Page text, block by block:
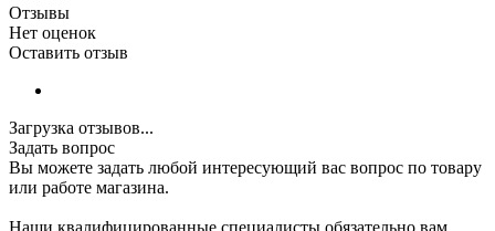
Отзывы
Нет оценок
Оставить отзыв
Загрузка отзывов...
Задать вопрос
Вы можете задать любой интересующий вас вопрос по товару
или работе магазина.